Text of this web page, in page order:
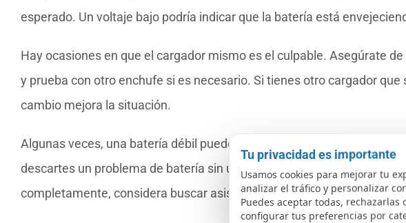
esperado. Un voltaje bajo podría indicar que la batería está
Hay ocasiones en que el cargador mismo es el culpable. Asegúrate
y prueba con otro enchufe si es necesario. Si tienes otro cargador
cambio mejora la situación.
Algunas veces, una batería débil puede afectar otros componentes,
descartes un problema de batería sin una revisión adecuada. En
completamente, considera buscar asistencia en un servicio técnico
Tu privacidad es importante
Usamos cookies para mejorar tu
analizar el tráfico y personalizar
Puedes aceptar todas, rechazarlas
configurar tus preferencias por